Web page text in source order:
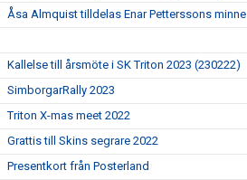
Åsa Almquist tilldelas Enar Petterssons minne
Kallelse till årsmöte i SK Triton 2023 (230222)
SimborgarRally 2023
Triton X-mas meet 2022
Grattis till Skins segrare 2022
Presentkort från Posterland